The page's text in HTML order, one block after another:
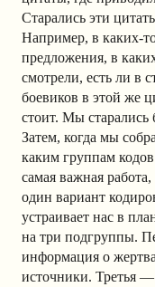
Старались эти
Например, в каких-
предложения, в
смотрели, есть ли в
боевиков в этой же
стоит. Мы
Затем, когда мы
каким группам
самая важная
один вариант
устраивает нас в
на три подгруппы.
информация о
источники. Третья —